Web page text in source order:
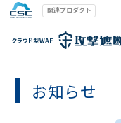
関連プロダクト
お知らせ